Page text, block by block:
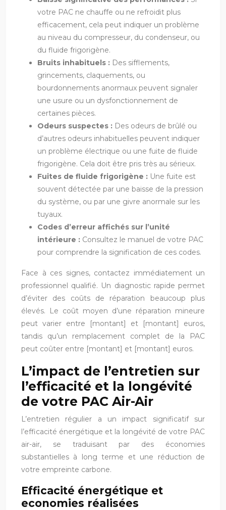
votre PAC ne chauffe ou ne refroidit plus
efficacement, cela peut indiquer un problème
au niveau du compresseur, du condenseur, ou
du fluide frigorigène.
Bruits inhabituels : Des sifflements,
grincements, claquements, ou
bourdonnements anormaux peuvent signaler
une usure ou un dysfonctionnement de
certaines pièces.
Odeurs suspectes : Des odeurs de brûlé ou
d’autres odeurs inhabituelles peuvent indiquer
un problème électrique ou une fuite de fluide
frigorigène. Cela doit être pris très au sérieux.
Fuites de fluide frigorigène : Une fuite est
souvent détectée par une baisse de la pression
du système, ou par une givre anormale sur les
tuyaux.
Codes d’erreur affichés sur l’unité
intérieure : Consultez le manuel de votre PAC
pour comprendre la signification de ces codes.
Face à ces signes, contactez immédiatement un
professionnel qualifié. Un diagnostic rapide permet
d’éviter des coûts de réparation beaucoup plus
élevés. Le coût moyen d’une réparation mineure
peut varier entre [montant] et [montant] euros,
tandis qu’un remplacement complet de la PAC
peut coûter entre [montant] et [montant] euros.
L’impact de l’entretien sur
l’efficacité et la longévité
de votre PAC Air-Air
L’entretien régulier a un impact significatif sur
l’efficacité énergétique et la longévité de votre PAC
air-air, se traduisant par des économies
substantielles à long terme et une réduction de
votre empreinte carbone.
Efficacité énergétique et
economies réalisées